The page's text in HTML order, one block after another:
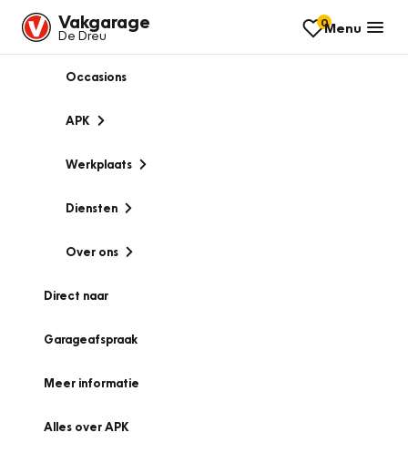
Vakgarage
De Dreu
0Menu
Occasions
APK
Werkplaats
Diensten
Over ons
Direct naar
Garageafspraak
Meer informatie
Alles over APK